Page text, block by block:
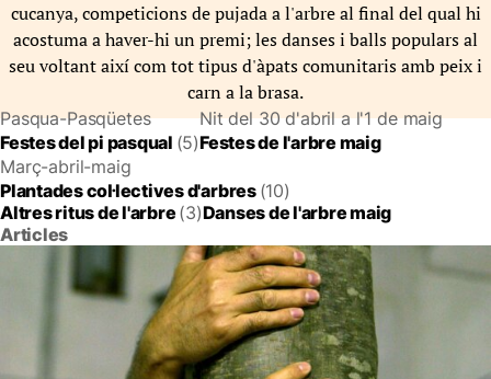
cucanya, competicions de pujada a l'arbre al final del qual hi
acostuma a haver-hi un premi; les danses i balls populars al
seu voltant així com tot tipus d'àpats comunitaris amb peix i
carn a la brasa.
Pasqua-Pasqüetes
Festes del pi pasqual (5)
Nit del 30 d'abril a l'1 de maig
Festes de l'arbre maig
Març-abril-maig
Plantades col·lectives d'arbres (10)
Altres ritus de l'arbre(3)Danses de l'arbre maig
Articles